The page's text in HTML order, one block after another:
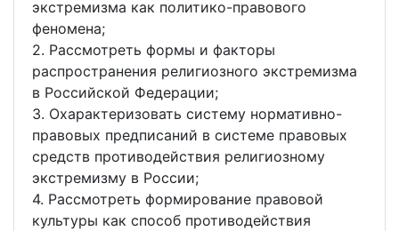
экстремизма как политико-правового
феномена;
2. Рассмотреть формы и факторы
распространения религиозного экстремизма
в Российской Федерации;
3. Охарактеризовать систему нормативно-
правовых предписаний в системе правовых
средств противодействия религиозному
экстремизму в России;
4. Рассмотреть формирование правовой
культуры как способ противодействия